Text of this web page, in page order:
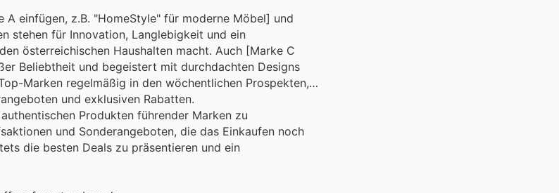
einfügen, z.B. "HomeStyle" für moderne Möbel] und
stehen für Innovation, Langlebigkeit und ein
österreichischen Haushalten macht. Auch [Marke C
Beliebtheit und begeistert mit durchdachten Designs
Marken regelmäßig in den wöchentlichen Prospekten,
und exklusiven Rabatten.
Produkten führender Marken zu
und Sonderangeboten, die das Einkaufen noch
die besten Deals zu präsentieren und ein